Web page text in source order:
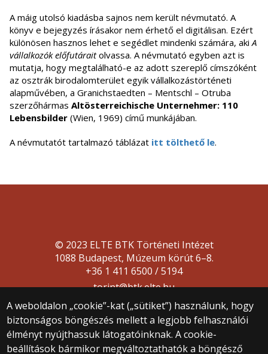
A máig utolsó kiadásba sajnos nem került névmutató. A
könyv e bejegyzés írásakor nem érhető el digitálisan. Ezért
különösen hasznos lehet e segédlet mindenki számára, akiA
vállalkozók előfutáraitolvassa. A névmutató egyben azt is
mutatja, hogy megtalálható-e az adott szereplő címszóként
az osztrák birodalomterület egyik vállalkozástörténeti
alapművében, a Granichstaedten – Mentschl – Otruba
szerzőhármas Altösterreichische Unternehmer: 110
Lebensbilder (Wien, 1969) című munkájában.
A névmutatót tartalmazó táblázat itt tölthető le.
A weboldalon „cookie”-kat („sütiket”) használunk, hogy
biztonságos böngészés mellett a legjobb felhasználói
élményt nyújthassuk látogatóinknak. A cookie-
beállítások bármikor megváltoztathatók a böngésző
© 2023 ELTE BTK Történeti Intézet
1088 Budapest, Múzeum körút 6–8.
+36 1 411 6500 / 5194
torint@btk.elte.hu